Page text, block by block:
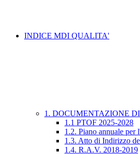
INDICE MDI QUALITA'
1. DOCUMENTAZIONE
1.1 PTOF 2025-2028
1.2. Piano annuale per
1.3. Atto di Indirizzo
1.4. R.A.V. 2018-2019